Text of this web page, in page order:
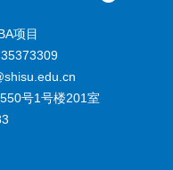
项目
35373309
号1号楼201室